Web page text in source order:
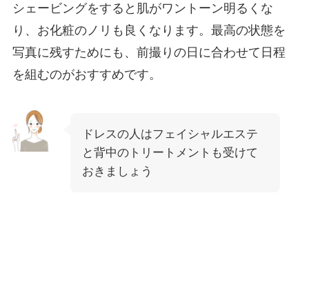
シェービングをすると肌がワントーン明るくな
り、お化粧のノリも良くなります。最高の状態を
写真に残すためにも、前撮りの日に合わせて日程
を組むのがおすすめです。
ドレスの人はフェイシャルエステ
と背中のトリートメントも受けて
おきましょう